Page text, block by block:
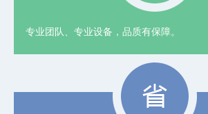
专业团队、专业设备，品质有保障。